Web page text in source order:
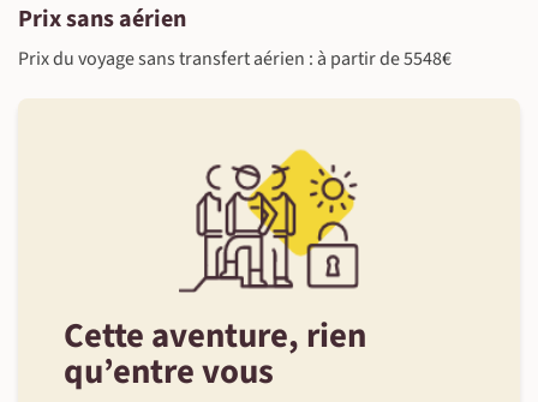
Prix sans aérien
Prix du voyage sans transfert aérien : à partir de 5548€
Cette aventure, rien
qu’entre vous